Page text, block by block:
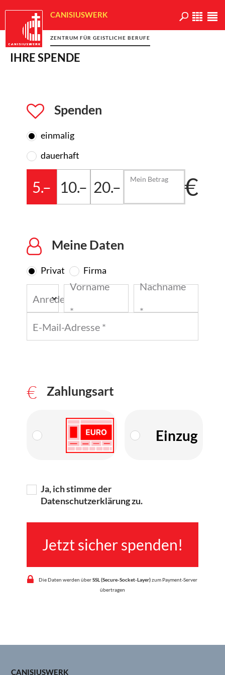
CANISIUSWERK
ZENTRUM FÜR GEISTLICHE BERUFE
IHRE SPENDE
Spenden
einmalig
dauerhaft
5.– 10.– 20.– Mein Betrag €
Meine Daten
Privat Firma
Anrede *
Vorname
*
Nachname
*
E-Mail-Adresse *
Zahlungsart
Einzug
Ja, ich stimme der
Datenschutzerklärung zu.
Die Daten werden überSSL (Secure-Socket-Layer)zum Payment-Server
übertragen
CANISIUSWERK